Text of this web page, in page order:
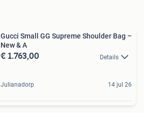
Gucci Small GG Supreme Shoulder Bag –
New & A
€ 1.763,00 Details
Julianadorp 14 jul 26